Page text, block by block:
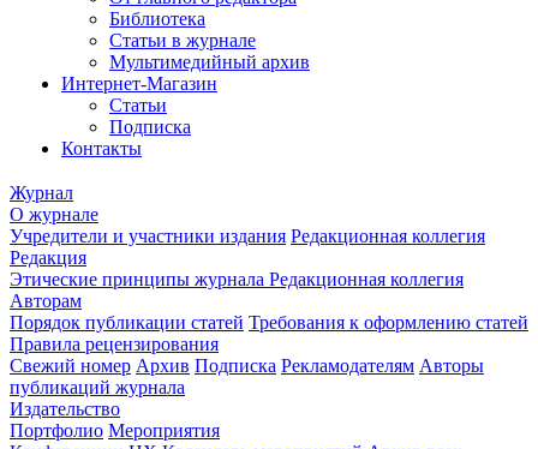
Библиотека
Статьи в журнале
Мультимедийный архив
Интернет-Магазин
Статьи
Подписка
Контакты
Журнал
О журнале
Учредители и участники издания Редакционная коллегия
Редакция
Этические принципы журнала Редакционная коллегия
Авторам
Порядок публикации статей Требования к оформлению статей
Правила рецензирования
Свежий номер Архив Подписка Рекламодателям Авторы
публикаций журнала
Издательство
Портфолио Мероприятия